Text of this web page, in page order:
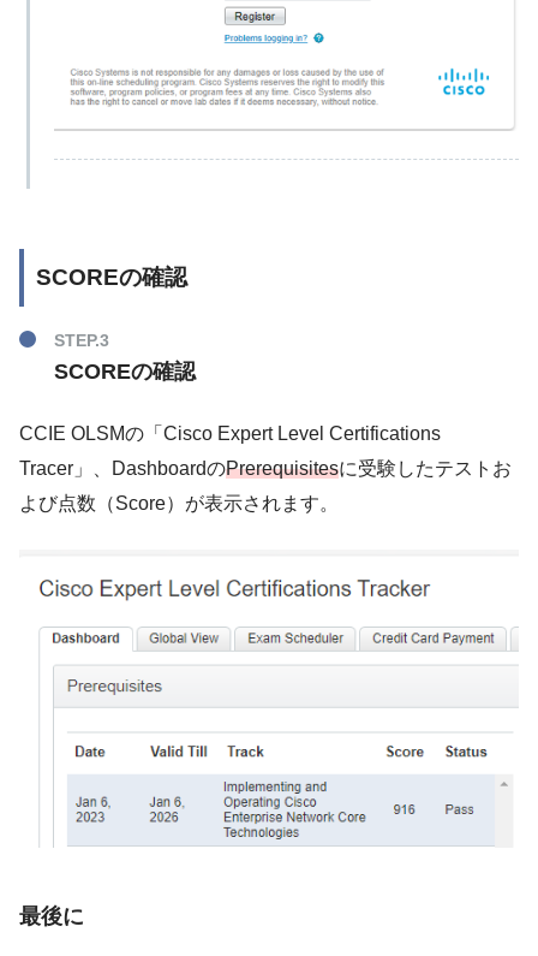
SCOREの確認
STEP.3
SCOREの確認
CCIE OLSMの「Cisco Expert Level Certifications
Tracer」、DashboardのPrerequisitesに受験したテストお
よび点数（Score）が表示されます。
最後に